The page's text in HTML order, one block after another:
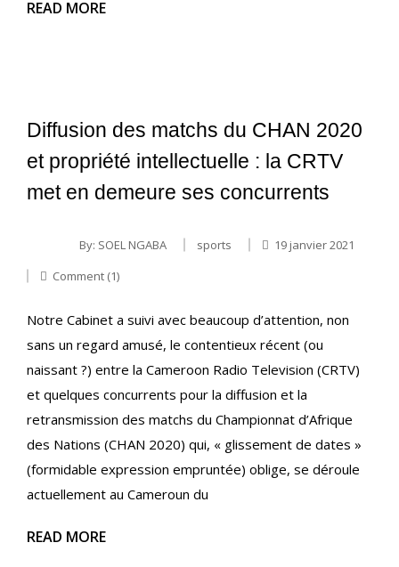
READ MORE
Diffusion des matchs du CHAN 2020
et propriété intellectuelle : la CRTV
met en demeure ses concurrents
By: SOEL NGABA sports
19 janvier 2021
Comment (1)
Notre Cabinet a suivi avec beaucoup d’attention, non
sans un regard amusé, le contentieux récent (ou
naissant ?) entre la Cameroon Radio Television (CRTV)
et quelques concurrents pour la diffusion et la
retransmission des matchs du Championnat d’Afrique
des Nations (CHAN 2020) qui, « glissement de dates »
(formidable expression empruntée) oblige, se déroule
actuellement au Cameroun du
READ MORE